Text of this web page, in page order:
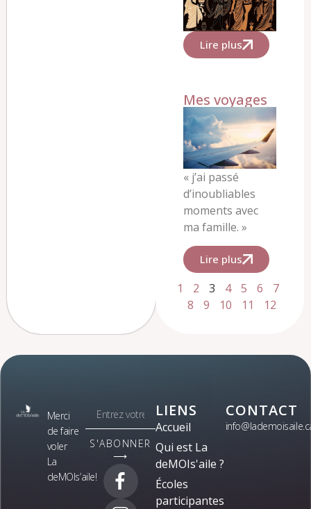
Lire plus
Mes voyages
« j’ai passé
d’inoubliables
moments avec
ma famille. »
Lire plus
1 2 3 4 5 6
7
8
9 10 11 12
Merci
de faire
voler
La
deMOIs’aile!
S'ABONNER
⟶
LIENS
Accueil
Qui est La
deMOIs'aile ?
Écoles
participantes
CONTACT